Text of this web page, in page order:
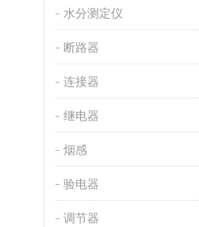
水分测定仪
断路器
连接器
继电器
烟感
验电器
调节器